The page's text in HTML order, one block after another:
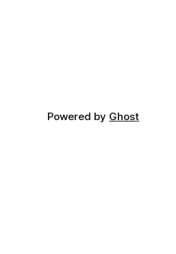
Powered by Ghost